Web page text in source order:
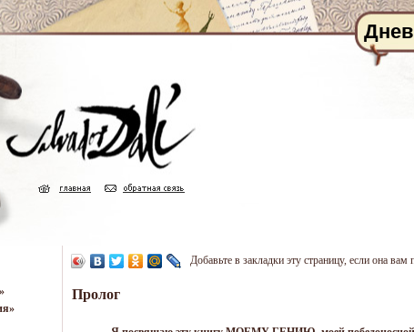
Добавьте в закладки эту страницу, если она вам
Пролог